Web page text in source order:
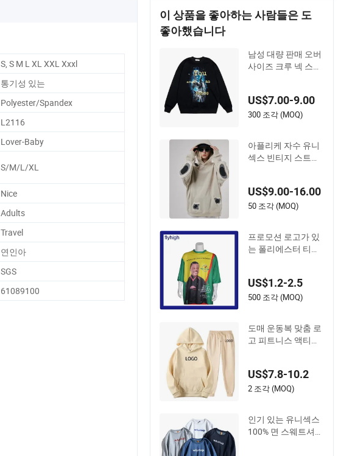
S, S M L XL XXL Xxxl
통기성 있는
Polyester/Spandex
L2116
Lover-Baby
S/M/L/XL
Nice
Adults
Travel
연인아
SGS
61089100
이 상품을 좋아하는 사람들은 도
좋아했습니다
남성 대량 판매 오버
사이즈 크루 넥 스웨
US$7.00-9.00
300 조각 (MOQ)
아플리케 자수 유니
섹스 빈티지 스트리
US$9.00-16.00
50 조각 (MOQ)
프로모션 로고가 있
는 폴리에스터 티셔
US$1.2-2.5
500 조각 (MOQ)
도매 운동복 맞춤 로
고 피트니스 액티브
의류 캐주얼 의상 여
성용 트랙수트 후드
US$7.8-10.2
2 조각 (MOQ)
인기 있는 유니섹스
100% 면 스웨트셔츠